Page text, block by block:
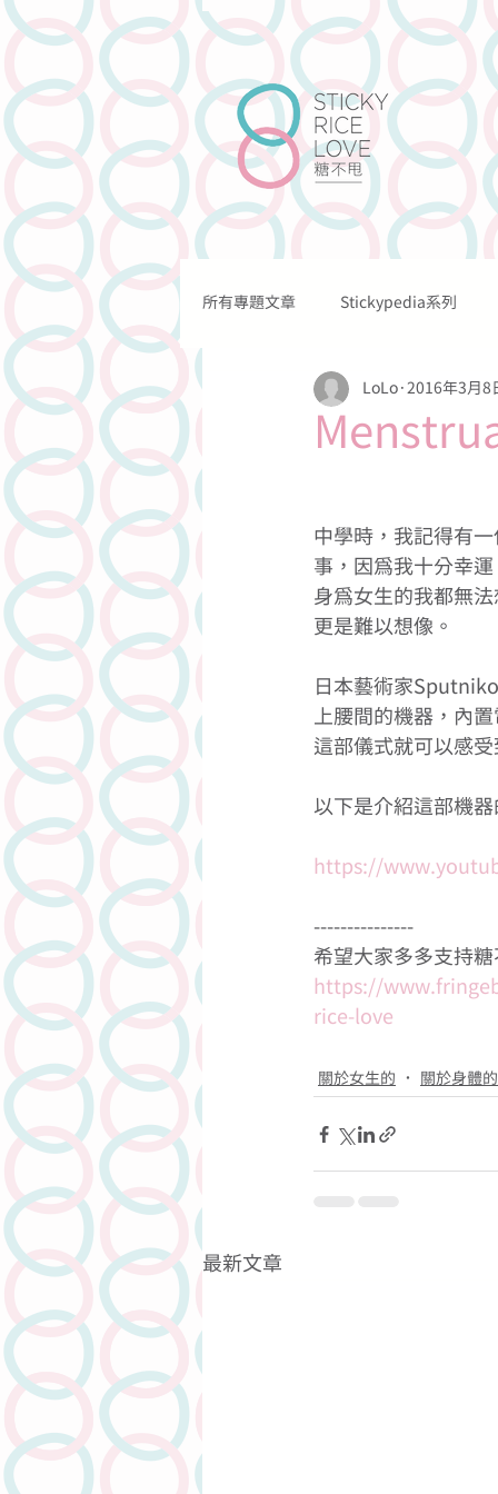
所有專題文章 Stickypedia系列
關於情愛的 關於溝通的
潤滑劑介紹系列
LoLo 2016年3月8
中學時，我記得有
事，因為我十分幸
身為女生的我都無
更是難以想像。
日本藝術家
上腰間的機器，內
這部儀式就可以感
以下是介紹這部機
https://
---------------
希望大家多多支持
https://
rice-love
關於女生的 關於身體的
最新文章